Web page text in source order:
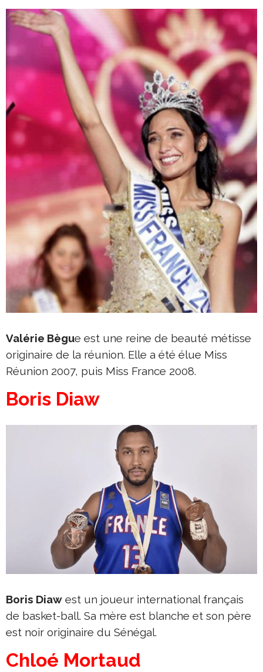
Valérie Bègue est une reine de beauté métisse
originaire de la réunion. Elle a été élue Miss
Réunion 2007, puis Miss France 2008.
Boris Diaw
Boris Diaw est un joueur international français
de basket-ball. Sa mère est blanche et son père
est noir originaire du Sénégal.
Chloé Mortaud